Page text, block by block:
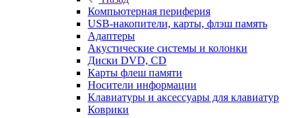
Компьютерная периферия
USB-накопители, карты, флэш память
Адаптеры
Акустические системы и колонки
Диски DVD, CD
Карты флеш памяти
Носители информации
Клавиатуры и аксессуары для клавиатур
Коврики